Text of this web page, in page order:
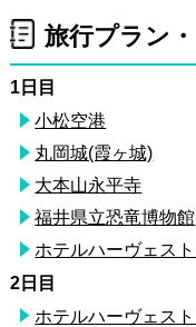
旅行プラン
1日目
小松空港
丸岡城(霞ヶ城)
大本山永平寺
福井県立恐竜博物館
ホテルハーヴェス
2日目
ホテルハーヴェス